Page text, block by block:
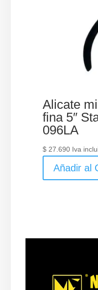
Alicate
fina 5″
096LA
$27.690 Iva
Añadir al